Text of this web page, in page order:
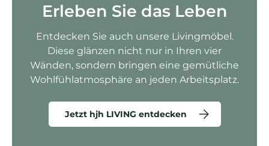
Erleben Sie das Leben
Entdecken Sie auch unsere Livingmöbel.
Diese glänzen nicht nur in Ihren vier
Wänden, sondern bringen eine gemütliche
Wohlfühlatmosphäre an jeden Arbeitsplatz.
Jetzt hjh LIVING entdecken